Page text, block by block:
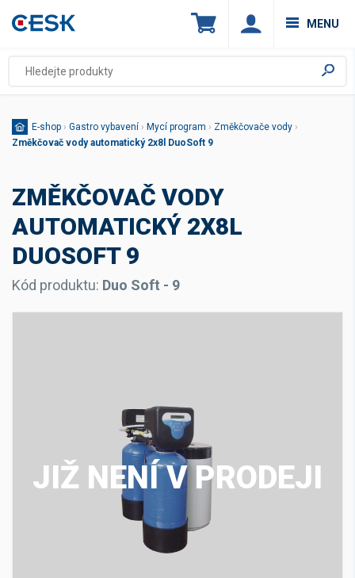
MENU
E-shop › Gastro vybavení › Mycí program › Změkčovače vody ›
Změkčovač vody automatický 2x8l DuoSoft 9
ZMĚKČOVAČ VODY
AUTOMATICKÝ 2X8L
DUOSOFT 9
Kód produktu: Duo Soft - 9
JIŽ NENÍ V PRODEJI